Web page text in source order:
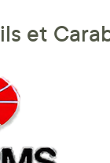
et